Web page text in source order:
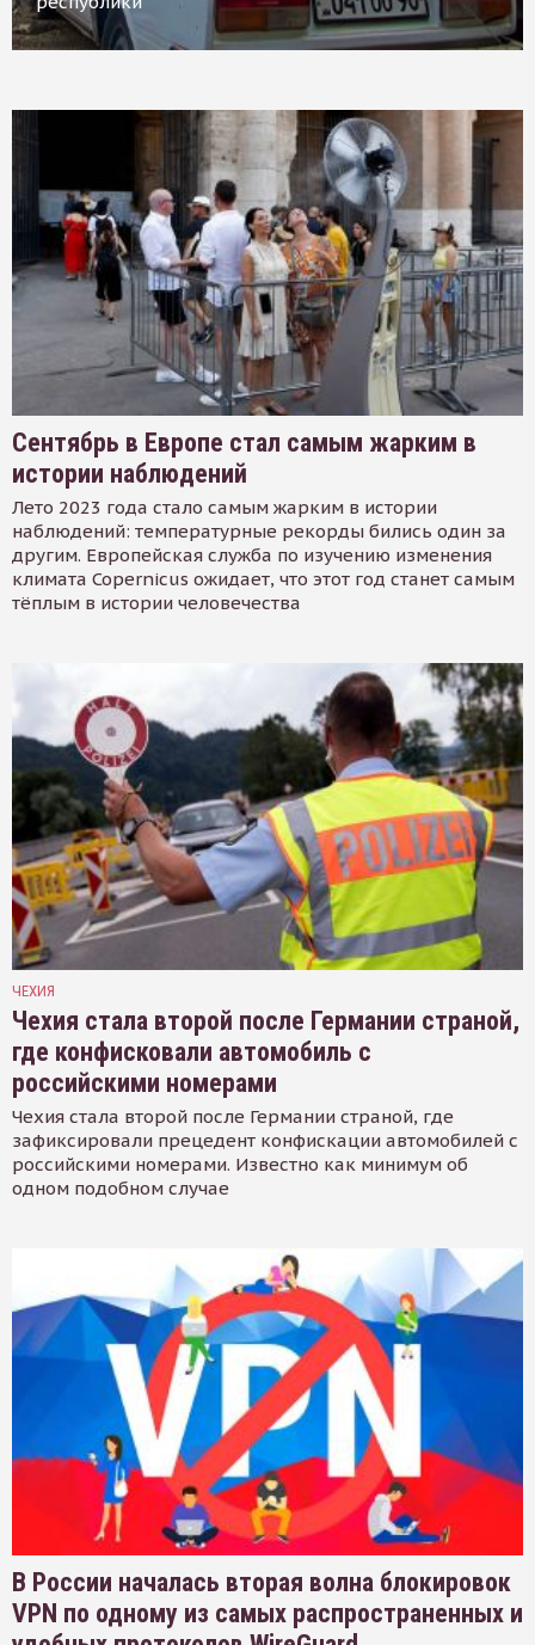
Сентябрь в Европе стал самым жарким в
истории наблюдений
Лето 2023 года стало самым жарким в истории
наблюдений: температурные рекорды бились один за
другим. Европейская служба по изучению изменения
климата Copernicus ожидает, что этот год станет самым
тёплым в истории человечества
ЧЕХИЯ
Чехия стала второй после Германии страной,
где конфисковали автомобиль с
российскими номерами
Чехия стала второй после Германии страной, где
зафиксировали прецедент конфискации автомобилей с
российскими номерами. Известно как минимум об
одном подобном случае
В России началась вторая волна блокировок
VPN по одному из самых распространенных и